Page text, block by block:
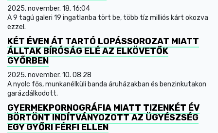
2025. november. 18. 16:04
A 9 tagú galeri 19 ingatlanba tört be, több tíz milliós kárt okozva
ezzel.
KÉT ÉVEN ÁT TARTÓ LOPÁSSOROZAT MIATT
ÁLLTAK BÍRÓSÁG ELÉ AZ ELKÖVETŐK
GYŐRBEN
2025. november. 10. 08:28
A nyolc fős, munkanélküli banda áruházakban és benzinkutakon
garázdálkodott.
GYERMEKPORNOGRÁFIA MIATT TIZENKÉT ÉV
BÖRTÖNT INDÍTVÁNYOZOTT AZ ÜGYÉSZSÉG
EGY GYŐRI FÉRFI ELLEN